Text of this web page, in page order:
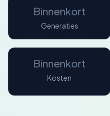
Binnenkort
Generaties
Binnenkort
Kosten